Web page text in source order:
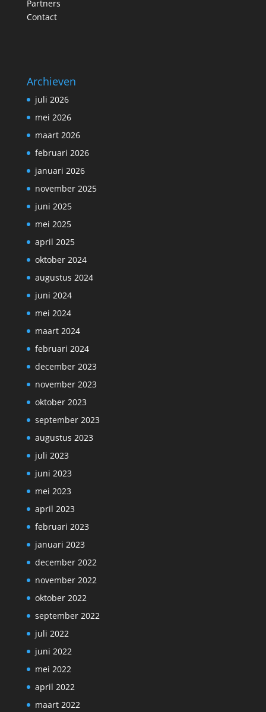
Partners
Contact
Archieven
juli 2026
mei 2026
maart 2026
februari 2026
januari 2026
november 2025
juni 2025
mei 2025
april 2025
oktober 2024
augustus 2024
juni 2024
mei 2024
maart 2024
februari 2024
december 2023
november 2023
oktober 2023
september 2023
augustus 2023
juli 2023
juni 2023
mei 2023
april 2023
februari 2023
januari 2023
december 2022
november 2022
oktober 2022
september 2022
juli 2022
juni 2022
mei 2022
april 2022
maart 2022